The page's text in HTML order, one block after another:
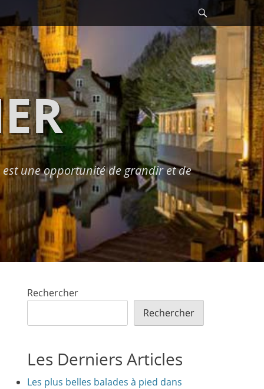
Recherche
une opportunité de grandir et de
Rechercher
Rechercher
Les Derniers Articles
Les plus belles balades à pied dans